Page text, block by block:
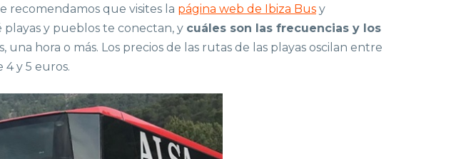
recomendamos que visites la página web de Ibiza Bus y
y pueblos te conectan, y cuáles son las frecuencias y los
hora o más. Los precios de las rutas de las playas oscilan entre
y 5 euros.